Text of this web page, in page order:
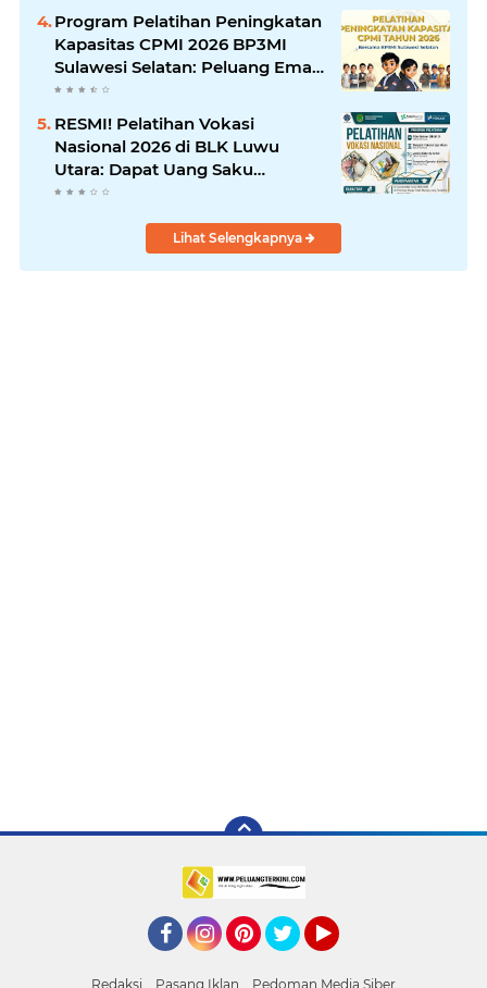
Program Pelatihan Peningkatan
Kapasitas CPMI 2026 BP3MI
Sulawesi Selatan: Peluang Emas
Menuju Pasar Kerja Global
RESMI! Pelatihan Vokasi
Nasional 2026 di BLK Luwu
Utara: Dapat Uang Saku
Rp50.000/Hari, Cek Syaratnya!
Lihat Selengkapnya
Redaksi Pasang Iklan Pedoman Media Siber